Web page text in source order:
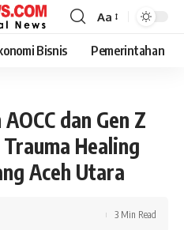
Aa
Bisnis Pemerintahan
dan Gen Z
Healing
Aceh Utara
3 Min Read